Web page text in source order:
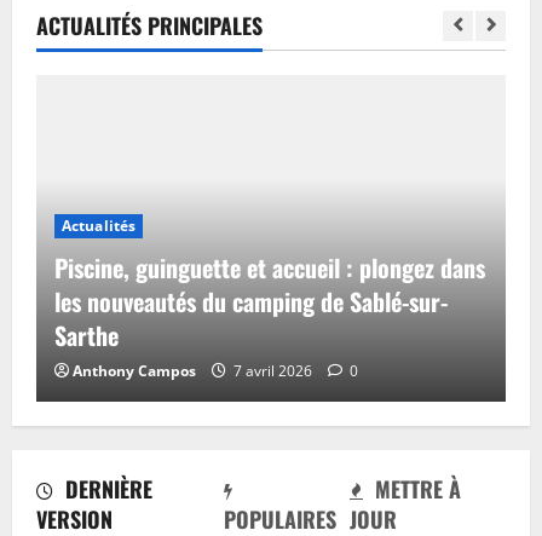
DERNIÈRE
VERSION
POPULAIRES
METTRE À
JOUR
ACTUALITÉS PRINCIPALES
Actualités
Piscine, guinguette et accueil : plongez dans
les nouveautés du camping de Sablé-sur-
Sarthe
Anthony Campos 7 avril 2026 0